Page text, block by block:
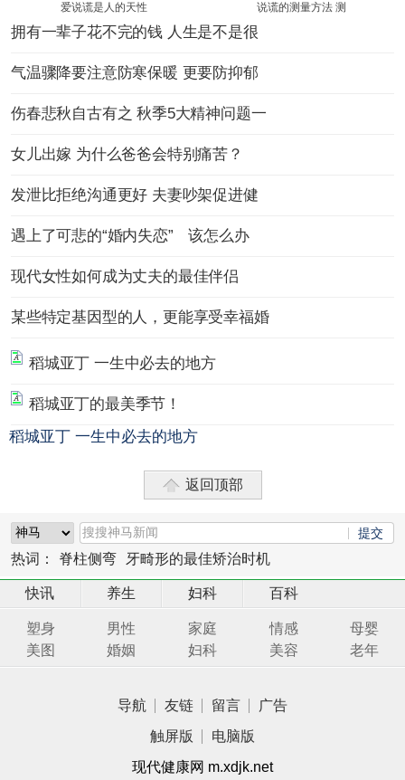
爱说谎是人的天性 说谎的测量方法 测
拥有一辈子花不完的钱 人生是不是很
气温骤降要注意防寒保暖 更要防抑郁
伤春悲秋自古有之 秋季5大精神问题一
女儿出嫁 为什么爸爸会特别痛苦？
发泄比拒绝沟通更好 夫妻吵架促进健
遇上了可悲的“婚内失恋” 该怎么办
现代女性如何成为丈夫的最佳伴侣
某些特定基因型的人，更能享受幸福婚
稻城亚丁 一生中必去的地方
稻城亚丁的最美季节！
稻城亚丁 一生中必去的地方
返回顶部
热词： 脊柱侧弯 牙畸形的最佳矫治时机
快讯 养生 妇科 百科
塑身 男性 家庭 情感
母婴
美图
婚姻 妇科 美容 老年
导航 友链 留言
广告
触屏版
电脑版
现代健康网 m.xdjk.net